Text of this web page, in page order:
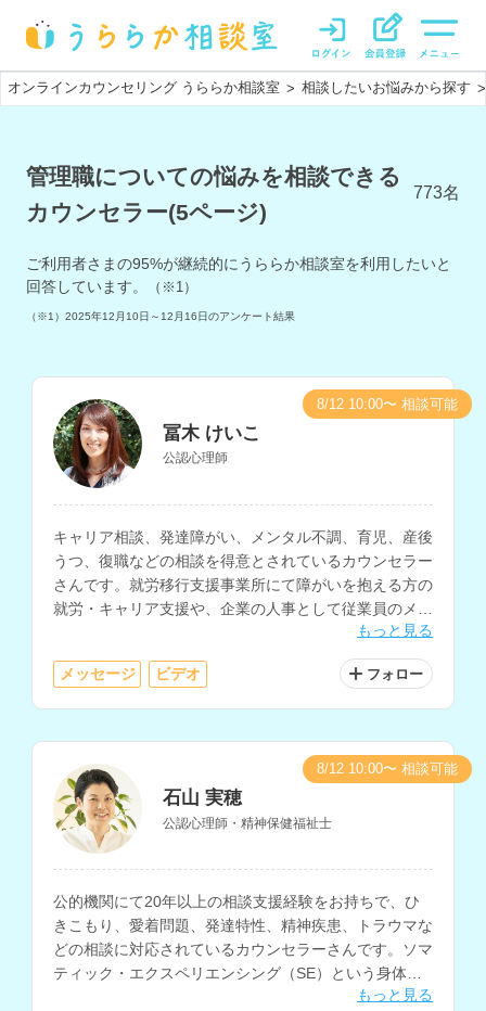
オンラインカウンセリング うららか相談室 > 相談したいお悩みから探す >
管理職についての悩みを相談できる
カウンセラー(5ページ)
773名
ご利用者さまの95%が継続的にうららか相談室を利用したいと
回答しています。
（※1）
（※1） 2025年12月10日～12月16日のアンケート結果
冨木 けいこ
公認心理師
キャリア相談、発達障がい、メンタル不調、育児、産後
うつ、復職などの相談を得意とされているカウンセラー
さんです。就労移行支援事業所にて障がいを抱える方の
就労・キャリア支援や、企業の人事として従業員のメン
もっと見る
メッセージ ビデオ フォロー
8/12 10:00〜 相談可能
石山 実穂
公認心理師・精神保健福祉士
公的機関にて20年以上の相談支援経験をお持ちで、ひ
きこもり、愛着問題、発達特性、精神疾患、トラウマな
どの相談に対応されているカウンセラーさんです。ソマ
ティック・エクスペリエンシング（SE）という身体か
らの心理アプローチを軸にカウンセリングを行われてい
もっと見る
8/12 10:00〜 相談可能